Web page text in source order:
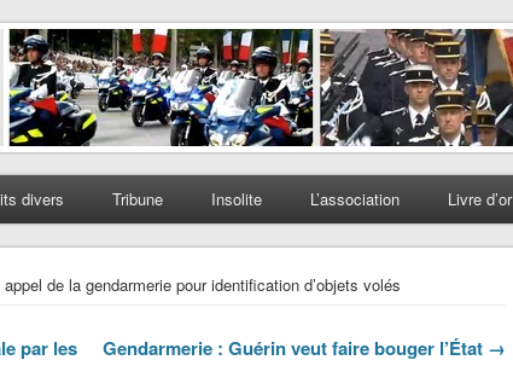
divers Tribune Insolite L’association Livre d’or
appel de la gendarmerie pour identification d’objets volés
par les
Gendarmerie : Guérin veut faire bouger l’État →